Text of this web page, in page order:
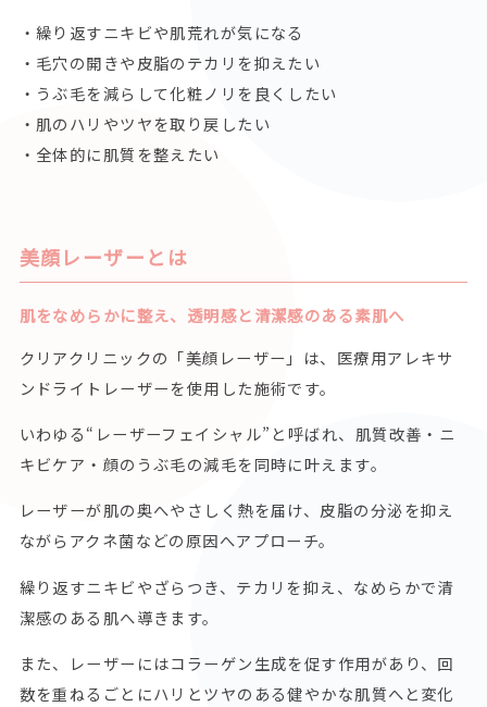
・繰り返すニキビや肌荒れが気になる
・毛穴の開きや皮脂のテカリを抑えたい
・うぶ毛を減らして化粧ノリを良くしたい
・肌のハリやツヤを取り戻したい
・全体的に肌質を整えたい
美顔レーザーとは
肌をなめらかに整え、透明感と清潔感のある素肌へ
クリアクリニックの「美顔レーザー」は、医療用アレキサ
ンドライトレーザーを使用した施術です。
いわゆる“レーザーフェイシャル”と呼ばれ、肌質改善・ニ
キビケア・顔のうぶ毛の減毛を同時に叶えます。
レーザーが肌の奥へやさしく熱を届け、皮脂の分泌を抑え
ながらアクネ菌などの原因へアプローチ。
繰り返すニキビやざらつき、テカリを抑え、なめらかで清
潔感のある肌へ導きます。
また、レーザーにはコラーゲン生成を促す作用があり、回
数を重ねるごとにハリとツヤのある健やかな肌質へと変化